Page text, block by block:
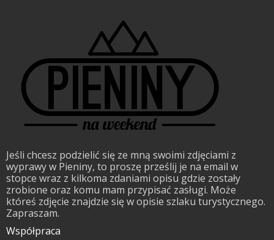
Jeśli chcesz podzielić się ze mną swoimi zdjęciami z
wyprawy w Pieniny, to proszę prześlij je na email w
stopce wraz z kilkoma zdaniami opisu gdzie zostały
zrobione oraz komu mam przypisać zasługi. Może
któreś zdjęcie znajdzie się w opisie szlaku turystycznego.
Zapraszam.
Współpraca